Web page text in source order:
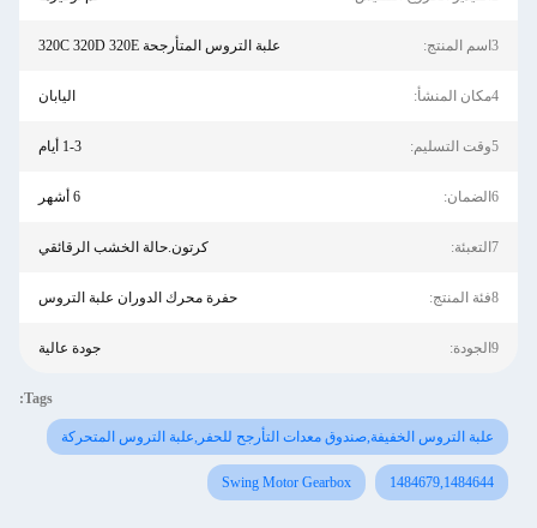
3اسم المنتج: علبة التروس المتأرجحة 320C 320D 320E
4مكان المنشأ: اليابان
5وقت التسليم: 1-3 أيام
6الضمان: 6 أشهر
7التعبئة: كرتون.حالة الخشب الرقائقي
8فئة المنتج: حفرة محرك الدوران علبة التروس
9الجودة: جودة عالية
Tags:
علبة التروس الخفيفة,صندوق معدات التأرجح للحفر,علبة التروس المتحركة
1484679,1484644
Swing Motor Gearbox